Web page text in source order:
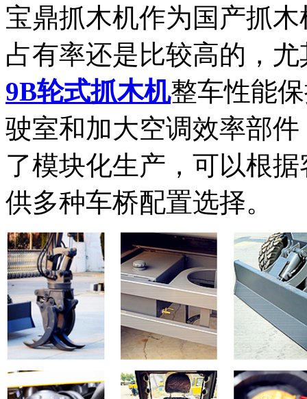
宝鼎抓木机作为国产抓
占有率还是比较高的，
9B轮式抓木机整车性能
驶室和加大空调效率部
了模块化生产，可以根
供多种车桥配置选择。